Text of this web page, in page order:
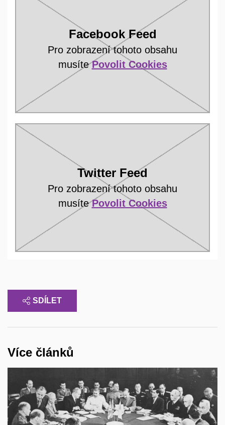
Facebook Feed
Pro zobrazení tohoto obsahu
musítePovolit Cookies
Twitter Feed
Pro zobrazení tohoto obsahu
musítePovolit Cookies
SDÍLET
Více článků